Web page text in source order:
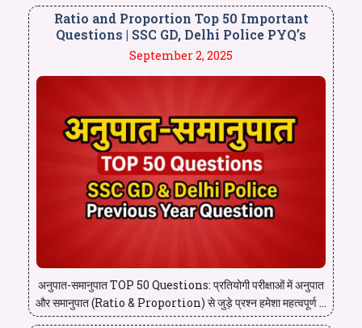
Ratio and Proportion Top 50 Important
Questions | SSC GD, Delhi Police PYQ’s
September 2, 2025
अनुपात-समानुपात TOP 50 Questions: प्रतियोगी परीक्षाओं में अनुपात
और समानुपात (Ratio & Proportion) से जुड़े प्रश्न हमेशा महत्वपूर्ण ...